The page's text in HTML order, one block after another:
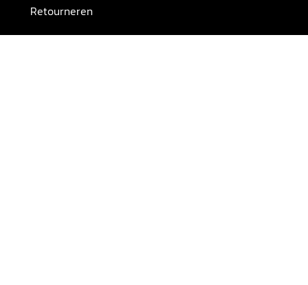
Retourneren